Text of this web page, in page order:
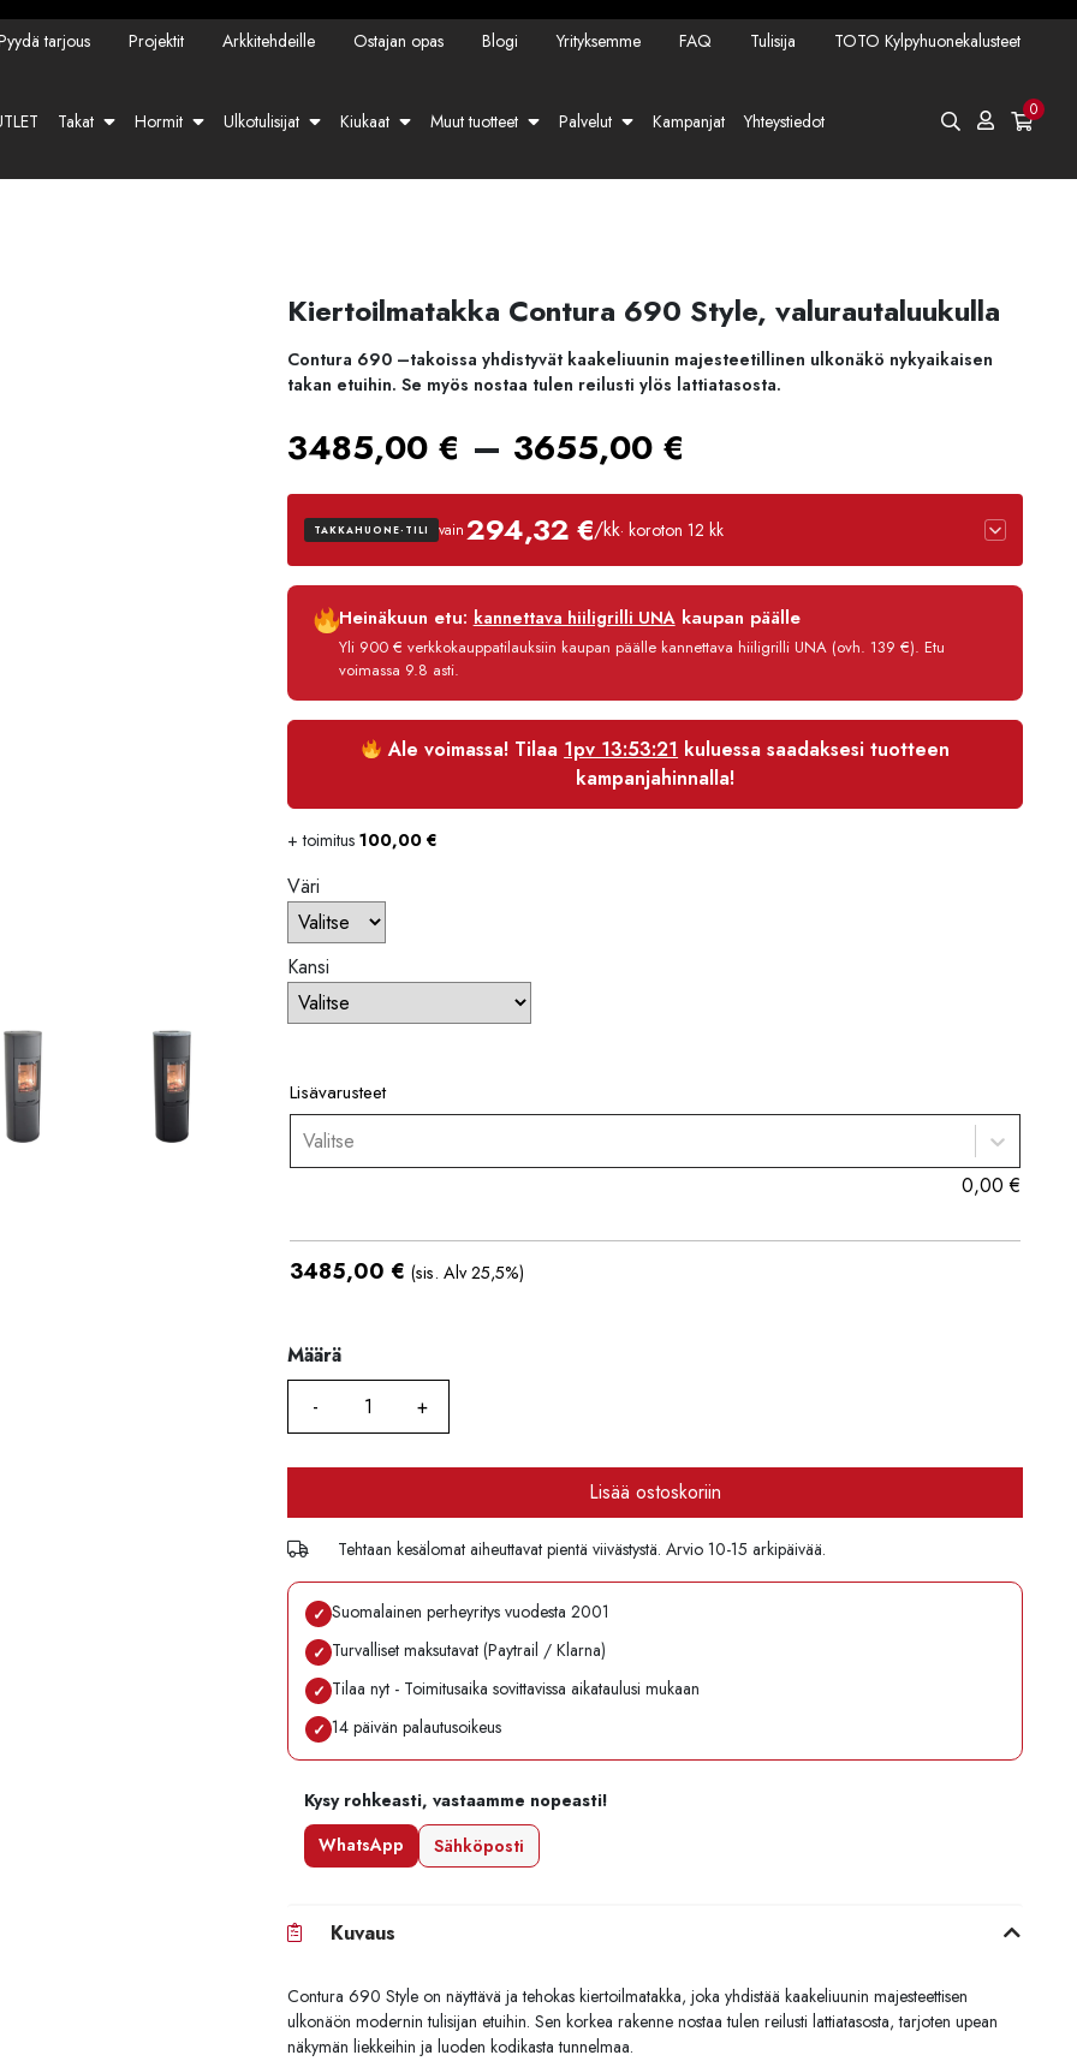
tarjous Projektit Arkkitehdeille Ostajan opas Blogi Yrityksemme FAQ Tulisija TOTO Kylpyhuonekalusteet
Takat Hormit Ulkotulisijat Kiukaat Muut tuotteet Palvelut Kampanjat Yhteystiedot 0
Kiertoilmatakka Contura 690 Style, valurautaluukulla
Contura 690 –takoissa yhdistyvät kaakeliuunin majesteetillinen ulkonäkö nykyaikaisen
takan etuihin. Se myös nostaa tulen reilusti ylös lattiatasosta.
3485,00 € – 3655,00 €
3485,00 €
-
3655,00 €
TAKKAHUONE-TILI vain294,32 €/kk· koroton 12 kk
Luottoaika
Korko
Käsittelymaksu
Heinäkuun etu: kannettava hiiligrilli UNAkaupan päälle
Yli 900 € verkkokauppatilauksiin kaupan päälle kannettava hiiligrilli UNA (ovh. 139 €). Etu
voimassa 9.8 asti.
Ale voimassa! Tilaa 1pv 13:53:20 kuluessa saadaksesi tuotteen
kampanjahinnalla!
+ toimitus 100,00 €
Väri
Kansi
Lisävarusteet
Valitse
0,00€
3485,00 € (sis. Alv 25,5%)
Määrä
Määrä
Lisää ostoskoriin
Tehtaan kesälomat aiheuttavat pientä viivästystä. Arvio 10-15 arkipäivää.
✓ Suomalainen perheyritys vuodesta 2001
✓ Turvalliset maksutavat (Paytrail / Klarna)
✓ Tilaa nyt - Toimitusaika sovittavissa aikataulusi mukaan
✓ 14 päivän palautusoikeus
Kysy rohkeasti, vastaamme nopeasti!
WhatsApp
Sähköposti
Kuvaus
Contura 690 Style on näyttävä ja tehokas kiertoilmatakka, joka yhdistää kaakeliuunin majesteettisen
ulkonäön modernin tulisijan etuihin. Sen korkea rakenne nostaa tulen reilusti lattiatasosta, tarjoten upean
näkymän liekkeihin ja luoden kodikasta tunnelmaa.